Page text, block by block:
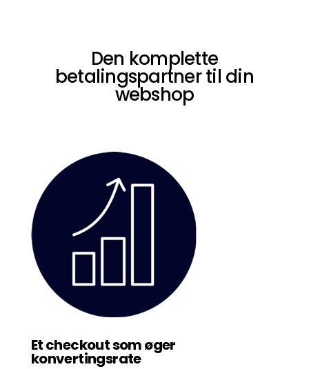
Den komplette
betalingspartner til din
webshop
Et checkout som øger
konvertingsrate